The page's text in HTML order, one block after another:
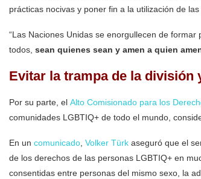
prácticas nocivas y poner fin a la utilización de
“Las Naciones Unidas se enorgullecen de
todos, sean quienes sean y amen a quien
Evitar la trampa de la división
Por su parte, el Alto Comisionado para los
comunidades LGBTIQ+ de todo el mundo,
En un comunicado Volker Türk aseguró que el
de los derechos de las personas LGBTIQ+ en
consentidas entre personas del mismo sexo, la